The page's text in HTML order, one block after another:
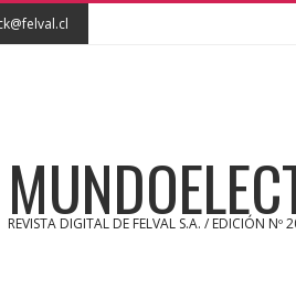
REVISTA DIGITAL DE FELVAL S.A. / EDICIÓN Nº